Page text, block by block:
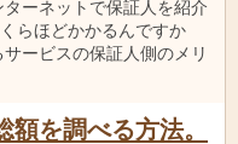
ーネットで保証人を紹介
らほどかかるんですか
ービスの保証人側のメリ
額を調べる方法。